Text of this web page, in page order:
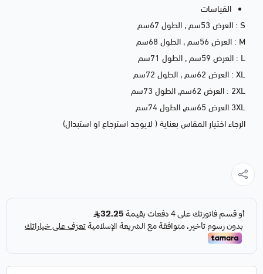
القياسات
S : العرض 53سم , الطول 67سم
M : العرض 56سم , الطول 68سم
L : العرض 59سم , الطول 71سم
XL : العرض 62سم , الطول 72سم
2XL : العرض 62سم, الطول 73سم
3XL العرض 65سم, الطول 74سم
الرجاء اختيار المقاس بعناية ( لايوجد استرجاع او استبدال)